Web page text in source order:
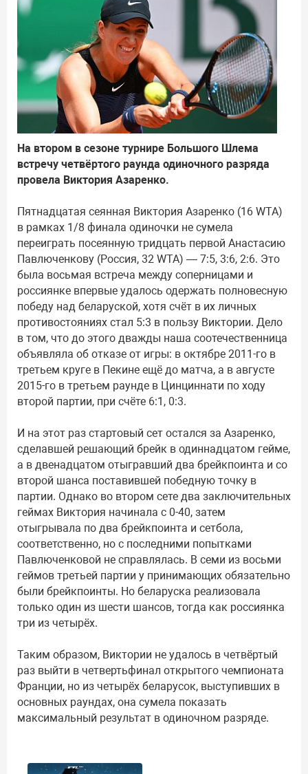
На втором в сезоне турнире Большого Шлема
встречу четвёртого раунда одиночного разряда
провела Виктория Азаренко.
Пятнадцатая сеянная Виктория Азаренко (16 WTA)
в рамках 1/8 финала одиночки не сумела
переиграть посеянную тридцать первой Анастасию
Павлюченкову (Россия, 32 WTA) — 7:5, 3:6, 2:6. Это
была восьмая встреча между соперницами и
россиянке впервые удалось одержать полновесную
победу над беларуской, хотя счёт в их личных
противостояниях стал 5:3 в пользу Виктории. Дело
в том, что до этого дважды наша соотечественница
объявляла об отказе от игры: в октябре 2011-го в
третьем круге в Пекине ещё до матча, а в августе
2015-го в третьем раунде в Цинциннати по ходу
второй партии, при счёте 6:1, 0:3.
И на этот раз стартовый сет остался за Азаренко,
сделавшей решающий брейк в одиннадцатом гейме,
а в двенадцатом отыгравший два брейкпоинта и со
второй шанса поставившей победную точку в
партии. Однако во втором сете два заключительных
геймах Виктория начинала с 0-40, затем
отыгрывала по два брейкпоинта и сетбола,
соответственно, но с последними попытками
Павлюченковой не справлялась. В семи из восьми
геймов третьей партии у принимающих обязательно
были брейкпоинты. Но беларуска реализовала
только один из шести шансов, тогда как россиянка
три из четырёх.
Таким образом, Виктории не удалось в четвёртый
раз выйти в четвертьфинал открытого чемпионата
Франции, но из четырёх беларусок, выступивших в
основных раундах, она сумела показать
максимальный результат в одиночном разряде.